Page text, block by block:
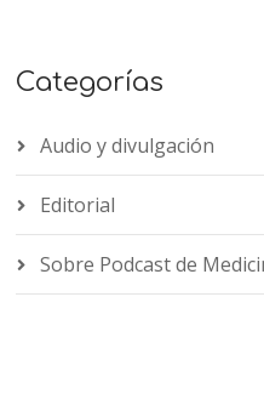
Categorías
Audio y divulgación
Editorial
Sobre Podcast de